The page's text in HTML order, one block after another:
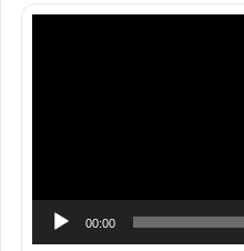
00:00